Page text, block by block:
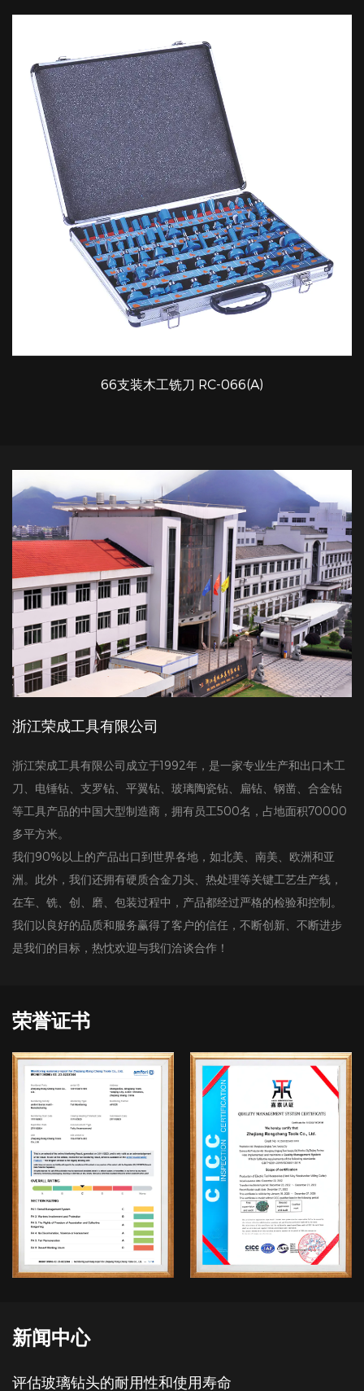
快速浏览
66支装木工铣刀 RC-066(A)
浙江荣成工具有限公司
浙江荣成工具有限公司成立于1992年，是一家专业生产和出口木工
刀、电锤钻、支罗钻、平翼钻、玻璃陶瓷钻、扁钻、钢凿、合金钻
等工具产品的中国大型制造商，拥有员工500名，占地面积70000
多平方米。
我们90%以上的产品出口到世界各地，如北美、南美、欧洲和亚
洲。此外，我们还拥有硬质合金刀头、热处理等关键工艺生产线，
在车、铣、创、磨、包装过程中，产品都经过严格的检验和控制。
我们以良好的品质和服务赢得了客户的信任，不断创新、不断进步
是我们的目标，热忱欢迎与我们洽谈合作！
荣誉证书
新闻中心
璃钻头的耐用性和使用寿命